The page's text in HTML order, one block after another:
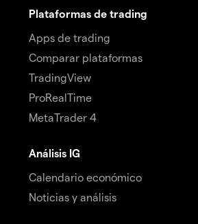
Plataformas de trading
Apps de trading
Comparar plataformas
TradingView
ProRealTime
MetaTrader 4
Análisis IG
Calendario económico
Noticias y análisis